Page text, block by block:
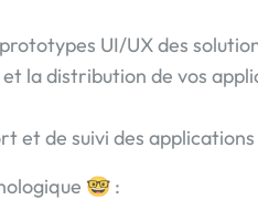
UI/UX des
la distribution de vos
et de suivi des
🤓 :